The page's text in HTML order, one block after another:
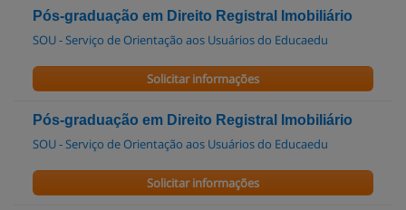
Pós-graduação em Direito Registral Imobiliário
SOU - Serviço de Orientação aos Usuários do Educaedu
Solicitar informações
Pós-graduação em Direito Registral Imobiliário
SOU - Serviço de Orientação aos Usuários do Educaedu
Solicitar informações